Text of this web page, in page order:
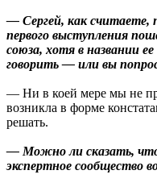
— Сергей, как считаете,
первого выступления
союза, хотя в названии
говорить — или вы
— Ни в коей мере мы не
возникла в форме
решать.
— Можно ли сказать, что
экспертное сообщество